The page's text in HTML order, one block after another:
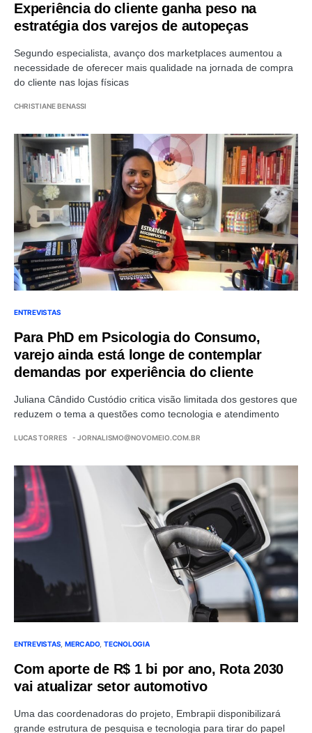
Experiência do cliente ganha peso na
estratégia dos varejos de autopeças
Segundo especialista, avanço dos marketplaces aumentou a
necessidade de oferecer mais qualidade na jornada de compra
do cliente nas lojas físicas
CHRISTIANE BENASSI
ENTREVISTAS
Para PhD em Psicologia do Consumo,
varejo ainda está longe de contemplar
demandas por experiência do cliente
Juliana Cândido Custódio critica visão limitada dos gestores que
reduzem o tema a questões como tecnologia e atendimento
LUCAS TORRES - JORNALISMO@NOVOMEIO.COM.BR
ENTREVISTAS MERCADO TECNOLOGIA
Com aporte de R$ 1 bi por ano, Rota 2030
vai atualizar setor automotivo
Uma das coordenadoras do projeto, Embrapii disponibilizará
grande estrutura de pesquisa e tecnologia para tirar do papel